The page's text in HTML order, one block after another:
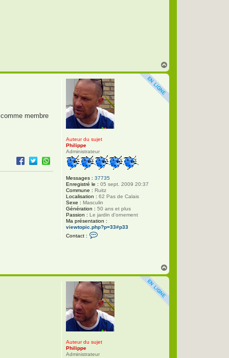
a
u
Auteur du sujet
Philippe
Administrateur
Messages : 37735
Enregistré le : 05 sept. 2009 20:37
Commune : Ruitz
Localisation : 62 Pas de Calais
Sexe : Masculin
Génération : 50 ans et plus
Passion : Le jardin d'ornement
Ma présentation :
viewtopic.php?p=33#p33
Contact :
e
r
P
h
i
l
i
p
p
e
membre
a
u
Auteur du sujet
Philippe
Administrateur